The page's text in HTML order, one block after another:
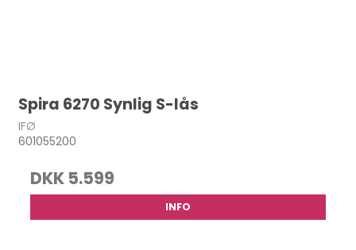
Spira 6270 Synlig S-lås
IFØ
601055200
DKK 5.599
INFO